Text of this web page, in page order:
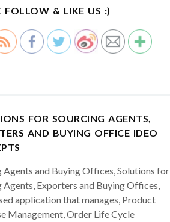
FOLLOW & LIKE US :)
FOR SOURCING AGENTS,
AND BUYING OFFICE IDEO
Agents and Buying Offices, Solutions for
Agents, Exporters and Buying Offices,
application that manages, Product
Management, Order Life Cycle